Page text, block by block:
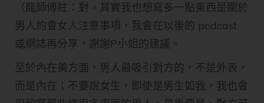
（龍師傅註：對，其實我也想寫多一點東西是關於
男人約會女人注意事項，我會在以後的 podcast
或網誌再分享，謝謝P小姐的建議。
至於內在美方面，男人最吸引對方的，不是外表，
而是內在；不要說女生，即使是男生如我，我也會